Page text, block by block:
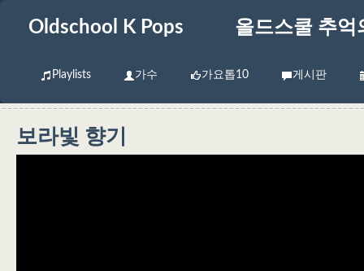
Oldschool K Pops 올드스쿨 추억
Playlists 가수 가요톱10 게시판
보라빛 향기